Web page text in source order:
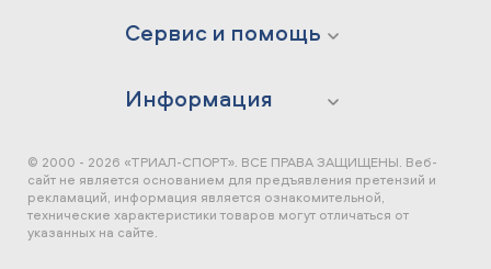
Сервис и помощь
Информация
© 2000 - 2026 «ТРИАЛ-СПОРТ». ВСЕ ПРАВА ЗАЩИЩЕНЫ. Веб-
сайт не является основанием для предъявления претензий и
рекламаций, информация является ознакомительной,
технические характеристики товаров могут отличаться от
указанных на сайте.